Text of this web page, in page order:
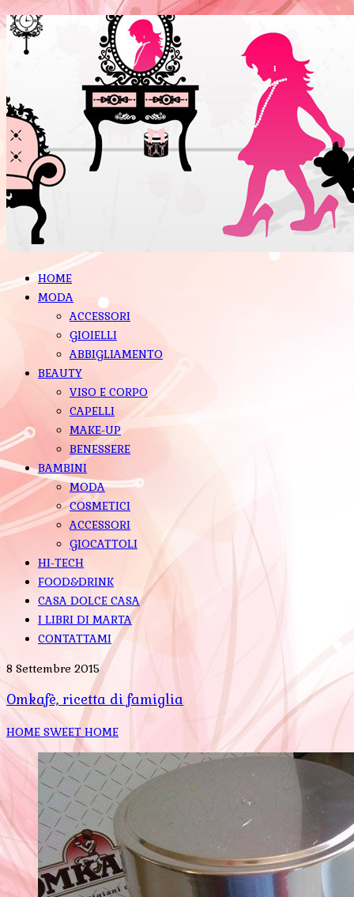
HOME
MODA
ACCESSORI
GIOIELLI
ABBIGLIAMENTO
BEAUTY
VISO E CORPO
CAPELLI
MAKE-UP
BENESSERE
BAMBINI
MODA
COSMETICI
ACCESSORI
GIOCATTOLI
HI-TECH
FOOD&DRINK
CASA DOLCE CASA
I LIBRI DI MARTA
CONTATTAMI
8 Settembre 2015
Omkafè, ricetta di famiglia
HOME SWEET HOME